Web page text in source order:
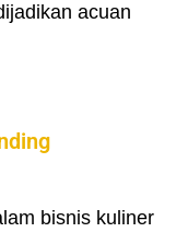
acuan
bisnis kuliner